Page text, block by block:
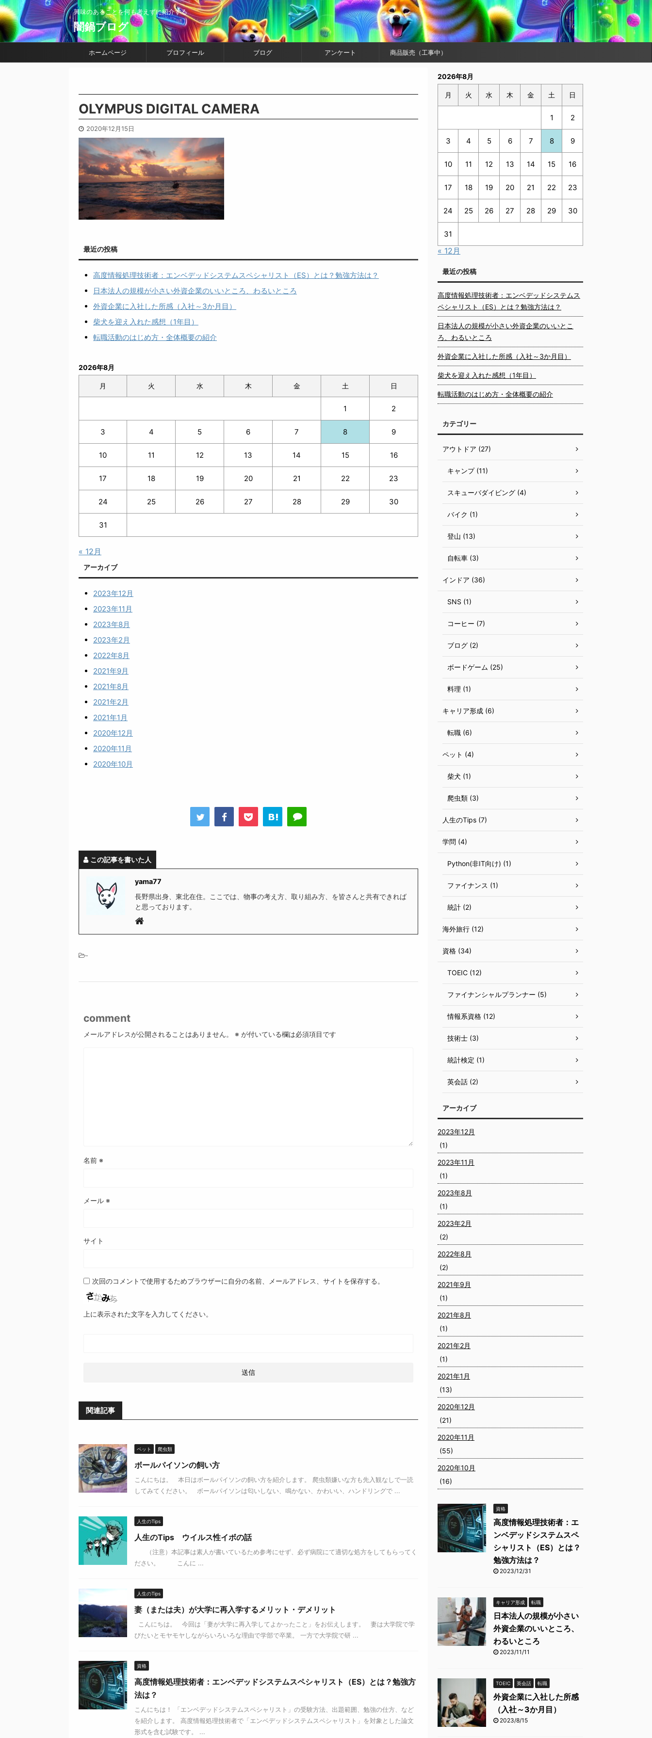
興味のあることを何も考えずに紹介する
闇鍋ブログ
ホームページ プロフィール ブログ アンケート 商品販売（工事中）
OLYMPUS DIGITAL CAMERA
2020年12月15日
最近の投稿
高度情報処理技術者：エンベデッドシステムスペシャリスト（ES）とは？勉強方法は？
日本法人の規模が小さい外資企業のいいところ、わるいところ
外資企業に入社した所感（入社～3か月目）
柴犬を迎え入れた感想（1年目）
転職活動のはじめ方・全体概要の紹介
2026年8月
月 火 水 木 金 土 日
1 2
3 4 5 6 7 8 9
10 11 12 13 14 15 16
17 18 19 20 21 22 23
24 25 26 27 28 29 30
31
« 12月
アーカイブ
2023年12月
2023年11月
2023年8月
2023年2月
2022年8月
2021年9月
2021年8月
2021年2月
2021年1月
2020年12月
2020年11月
2020年10月
この記事を書いた人
yama77
長野県出身、東北在住。ここでは、物事の考え方、取り組み方、を皆さんと共有できれば
と思っております。
-
comment
メールアドレスが公開されることはありません。 ※ が付いている欄は必須項目です
名前 ※
メール ※
サイト
次回のコメントで使用するためブラウザーに自分の名前、メールアドレス、サイトを保存する。
上に表示された文字を入力してください。
関連記事
ペット 爬虫類
ボールパイソンの飼い方
こんにちは。 本日はボールパイソンの飼い方を紹介します。 爬虫類嫌いな方も先入観なしで一読
してみてください。 ボールパイソンは匂いしない、鳴かない、かわいい、ハンドリングで ...
人生のTips
人生のTips ウイルス性イボの話
（注意）本記事は素人が書いているため参考にせず、必ず病院にて適切な処方をしてもらってく
ださい。 こんに ...
人生のTips
妻（または夫）が大学に再入学するメリット・デメリット
こんにちは。 今回は「妻が大学に再入学してよかったこと」をお伝えします。 妻は大学院で学
びたいとモヤモヤしながらいろいろな理由で学部で卒業。 一方で大学院で研 ...
資格
高度情報処理技術者：エンベデッドシステムスペシャリスト（ES）とは？勉強方
法は？
こんにちは！ 「エンベデッドシステムスペシャリスト」の受験方法、出題範囲、勉強の仕方、など
を紹介します。 高度情報処理技術者で「エンベデッドシステムスペシャリスト」を対象とした論文
形式を含む試験です。 ...
2026年8月
月 火 水 木 金 土 日
1 2
3 4 5 6 7 8 9
10 11 12 13 14 15 16
17 18 19 20 21 22 23
24 25 26 27 28 29 30
31
« 12月
最近の投稿
高度情報処理技術者：エンベデッドシステムス
ペシャリスト（ES）とは？勉強方法は？
日本法人の規模が小さい外資企業のいいとこ
ろ、わるいところ
外資企業に入社した所感（入社～3か月目）
柴犬を迎え入れた感想（1年目）
転職活動のはじめ方・全体概要の紹介
カテゴリー
アウトドア (27)
キャンプ (11)
スキューバダイビング (4)
バイク (1)
登山 (13)
自転車 (3)
インドア (36)
SNS (1)
コーヒー (7)
ブログ (2)
ボードゲーム (25)
料理 (1)
キャリア形成 (6)
転職 (6)
ペット (4)
柴犬 (1)
爬虫類 (3)
人生のTips (7)
学問 (4)
Python(非IT向け) (1)
ファイナンス (1)
統計 (2)
海外旅行 (12)
資格 (34)
TOEIC (12)
ファイナンシャルプランナー (5)
情報系資格 (12)
技術士 (3)
統計検定 (1)
英会話 (2)
アーカイブ
2023年12月
(1)
2023年11月
(1)
2023年8月
(1)
2023年2月
(2)
2022年8月
(2)
2021年9月
(1)
2021年8月
(1)
2021年2月
(1)
2021年1月
(13)
2020年12月
(21)
2020年11月
(55)
2020年10月
(16)
資格
高度情報処理技術者：エ
ンベデッドシステムスペ
シャリスト（ES）とは？
勉強方法は？
2023/12/31
キャリア形成 転職
日本法人の規模が小さい
外資企業のいいところ、
わるいところ
2023/11/11
TOEIC 英会話 転職
外資企業に入社した所感
（入社～3か月目）
2023/8/15